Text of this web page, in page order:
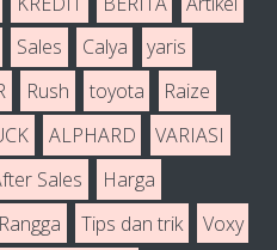
Sales Calya
yaris
Rush toyota
Raize
ALPHARD
VARIASI
Sales
Harga
Rangga Tips dan trik
Voxy